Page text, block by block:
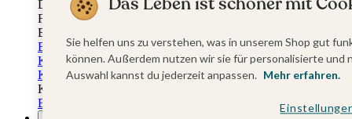
Dankeskarten Geburtstag
Fotobuch Geburtstag
Eventplattform
Einladungskarten Kindergeburtstag
Kindergeburtstag Jungen
Kindergeburtstag Mädchen
Kindergeburtstag Unisex
Einladungskarten 1. Geburtstag
Sie helfen uns zu verstehen, was in unserem Shop gut
können. Außerdem nutzen wir sie für personalisierte
Auswahl kannst du jederzeit anpassen. Mehr erfahren.